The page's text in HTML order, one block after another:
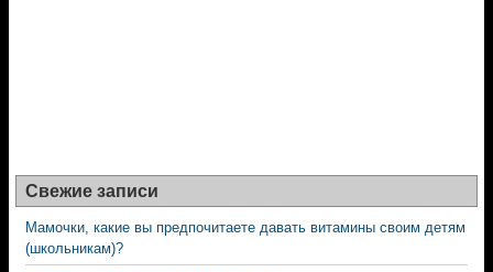
Свежие записи
Мамочки, какие вы предпочитаете давать витамины своим детям
(школьникам)?